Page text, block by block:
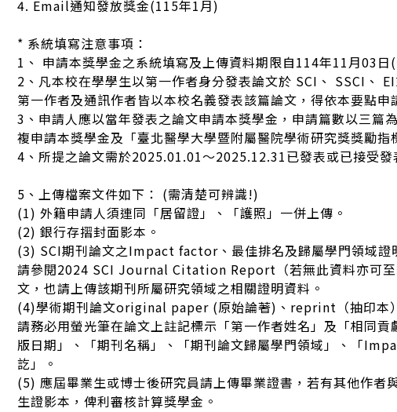
4. Email通知發放獎金(115年1月)
* 系統填寫注意事項：
1、 申請本獎學金之系統填寫及上傳資料期限自114年11月03
2、凡本校在學學生以第一作者身分發表論文於 SCI、 SSCI、
第一作者及通訊作者皆以本校名義發表該篇論文，得依本要點申
3、申請人應以當年發表之論文申請本獎學金，申請篇數以三篇
複申請本獎學金及「臺北醫學大學暨附屬醫院學術研究獎獎勵指
4、所提之論文需於2025.01.01～2025.12.31已發表或已接受發
5、上傳檔案文件如下： (需清楚可辨識!)
(1) 外籍申請人須連同「居留證」、「護照」一併上傳。
(2) 銀行存摺封面影本。
(3) SCI期刊論文之Impact factor、最佳排名及歸屬學門領域證
請參閱2024 SCI Journal Citation Report（若無此資料亦可至
文，也請上傳該期刊所屬研究領域之相關證明資料。
(4)學術期刊論文original paper (原始論著)、reprint（抽印本
請務必用螢光筆在論文上註記標示「第一作者姓名」及「相同
版日期」、「期刊名稱」、「期刊論文歸屬學門領域」、「
訖」。
(5) 應屆畢業生或博士後研究員請上傳畢業證書，若有其他作
生證影本，俾利審核計算獎學金。